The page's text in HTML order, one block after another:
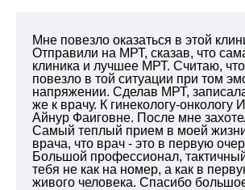
Мне повезло оказаться в этой
Отправили на МРТ, сказав, что
клиника и лучшее МРТ. Считаю,
повезло в той ситуации при том
напряжении. Сделав МРТ,
же к врачу. К гинекологу-онкологу
Айнур Фаиговне. После мне
Самый теплый прием в моей
врача, что врач - это в первую
Большой профессионал,
тебя не как на номер, а как в
живого человека. Спасибо